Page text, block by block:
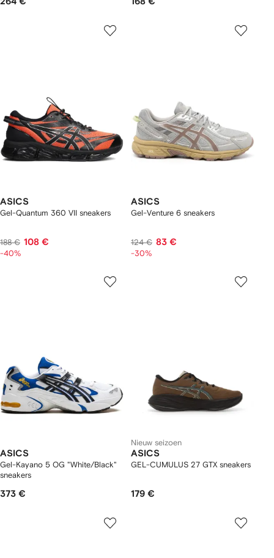
ASICS
Gel-Quantum 360 VII sneakers
188 € 108 €
-40%
ASICS
Gel-Venture 6 sneakers
124 € 83 €
-30%
ASICS
Gel-Kayano 5 OG "White/Black"
sneakers
373 €
Nieuw seizoen
ASICS
GEL-CUMULUS 27 GTX sneakers
179 €